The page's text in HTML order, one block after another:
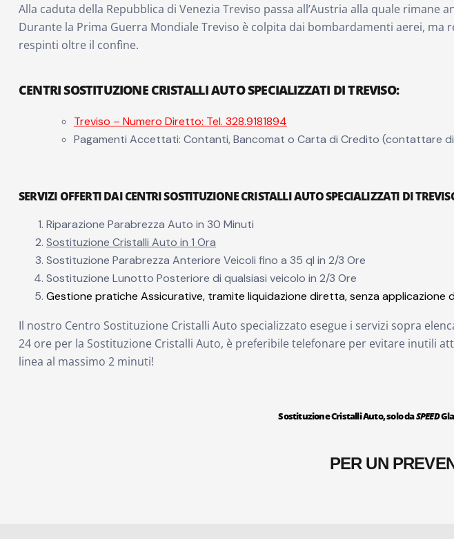
Alla caduta della Repubblica di Venezia Treviso passa all’Austria alla quale
Durante la Prima Guerra Mondiale Treviso è colpita dai bombardamenti aerei,
respinti oltre il confìne.
CENTRI SOSTITUZIONE CRISTALLI AUTO SPECIALIZZATI DI TREVISO:
Treviso – Numero Diretto: Tel. 328.9181894
Pagamenti Accettati: Contanti, Bancomat o Carta di Credito (contattare
SERVIZI OFFERTI DAI CENTRI SOSTITUZIONE CRISTALLI AUTO SPECIALIZZATI DI
Riparazione Parabrezza Auto in 30 Minuti
Sostituzione Cristalli Auto in 1 Ora
Sostituzione Parabrezza Anteriore Veicoli fino a 35 ql in 2/3 Ore
Sostituzione Lunotto Posteriore di qualsiasi veicolo in 2/3 Ore
Gestione pratiche Assicurative, tramite liquidazione diretta, senza applicazione
Il nostro Centro Sostituzione Cristalli Auto specializzato esegue i servizi sopra
24 ore per la Sostituzione Cristalli Auto, è preferibile telefonare per evitare inutili
linea al massimo 2 minuti!
Sostituzione Cristalli Auto, solo daSPEED
PER UN